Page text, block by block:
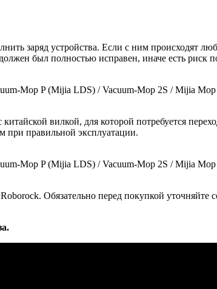
заряд устройства. Если с ним происходят
был полностью исправен, иначе есть риск
Mop P (Mijia LDS) / Vacuum-Mop 2S / Mijia
вилкой, для которой потребуется
при правильной эксплуатации.
Mop P (Mijia LDS) / Vacuum-Mop 2S / Mijia
Обязательно перед покупкой уточняйте